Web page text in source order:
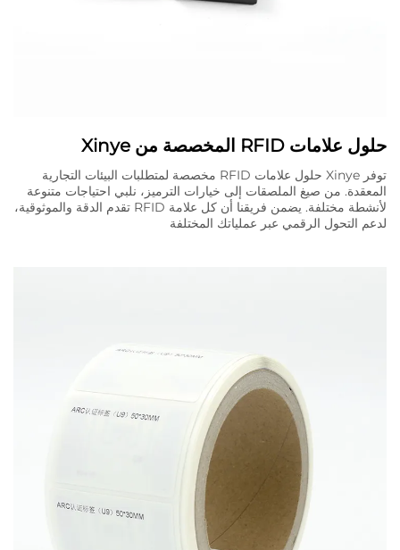
حلول علامات RFID المخصصة من Xinye
توفر Xinye حلول علامات RFID مخصصة لمتطلبات البيئات التجارية
المعقدة. من صيغ الملصقات إلى خيارات الترميز، نلبي احتياجات متنوعة
لأنشطة مختلفة. يضمن فريقنا أن كل علامة RFID تقدم الدقة والموثوقية،
لدعم التحول الرقمي عبر عملياتك المختلفة